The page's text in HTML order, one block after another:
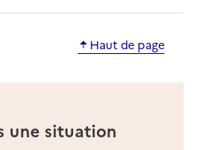
Haut de page
une situation